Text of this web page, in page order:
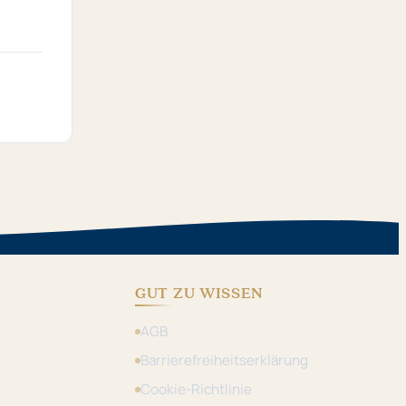
GUT ZU WISSEN
AGB
Barrierefreiheitserklärung
Cookie-Richtlinie